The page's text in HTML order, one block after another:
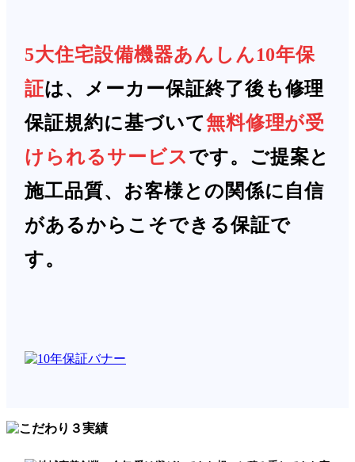
5大住宅設備機器あんしん10年保
証は、メーカー保証終了後も修理
保証規約に基づいて無料修理が受
けられるサービスです。ご提案と
施工品質、お客様との関係に自信
があるからこそできる保証で
す。